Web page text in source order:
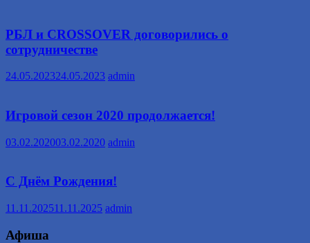
РБЛ и CROSSOVER договорились о
сотрудничестве
24.05.202324.05.2023 admin
Игровой сезон 2020 продолжается!
03.02.202003.02.2020 admin
С Днём Рождения!
11.11.202511.11.2025 admin
Афиша